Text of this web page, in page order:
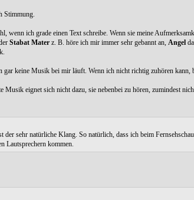
Stimmung.
wenn ich grade einen Text schreibe. Wenn sie meine
Stabat Mater z. B. höre ich mir immer sehr gebannt an, Angel
keine Musik bei mir läuft. Wenn ich nicht richtig zuhören kann,
eignet sich nicht dazu, sie nebenbei zu hören, zumindest
sehr natürliche Klang. So natürlich, dass ich beim
Lautsprechern kommen.